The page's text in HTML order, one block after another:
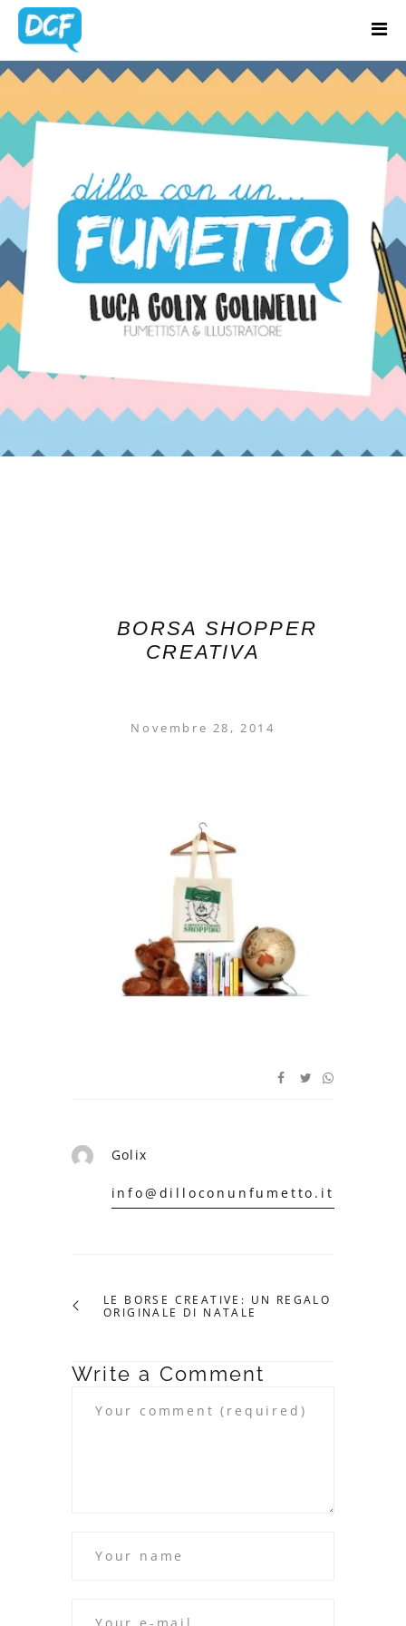
Home
Chi Sono
Lavora con me
Portfolio
Blog
Contatti
BLOG
UPDATES
Latest news & updates
BORSA SHOPPER
CREATIVA
Novembre 28, 2014
Golix
info@dilloconunfumetto.it
LE BORSE CREATIVE: UN REGALO
ORIGINALE DI NATALE
Write a Comment